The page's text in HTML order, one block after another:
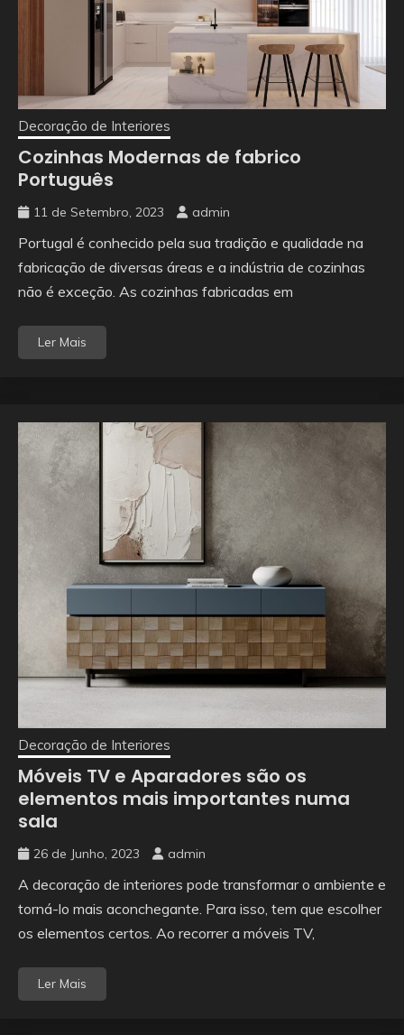
Decoração de Interiores
Cozinhas Modernas de fabrico
Português
11 de Setembro, 2023 admin
Portugal é conhecido pela sua tradição e qualidade na
fabricação de diversas áreas e a indústria de cozinhas
não é exceção. As cozinhas fabricadas em
Ler Mais
Decoração de Interiores
Móveis TV e Aparadores são os
elementos mais importantes numa
sala
26 de Junho, 2023 admin
A decoração de interiores pode transformar o ambiente e
torná-lo mais aconchegante. Para isso, tem que escolher
os elementos certos. Ao recorrer a móveis TV,
Ler Mais